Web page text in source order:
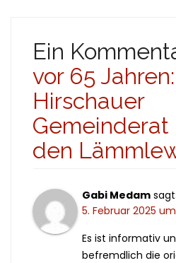
Ein
vor 65
Hirschauer
den
Gabi Medam sagt:
5. Februar 2025
Es ist informativ
befremdlich die